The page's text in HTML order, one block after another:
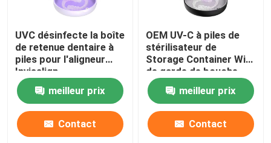
Solvant orthodontique de dispositif d'alignement
Articulateurs dentaires de laboratoire
Liens orthodontiques de ligature
Kit orthodontique de soin
UVC désinfecte la boîte
de retenue dentaire à
piles pour l'aligneur
Invisalign
meilleur prix
Contact
OEM UV-C à piles de
stérilisateur de
Storage Container With
de garde de bouche
meilleur prix
Contact